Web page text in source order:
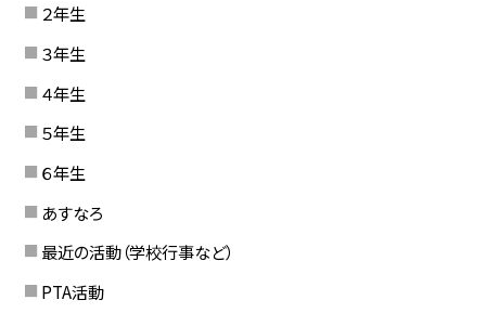
２年生
３年生
４年生
５年生
６年生
あすなろ
最近の活動（学校行事など）
PTA活動